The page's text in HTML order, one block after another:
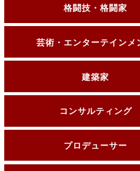
格闘技・格闘家
芸術・エンターテインメ
建築家
コンサルティング
プロデューサー